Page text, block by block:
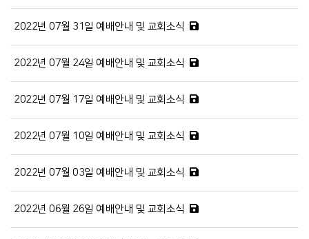
2022년 07월 31일 예배안내 및 교회소식
2022년 07월 24일 예배안내 및 교회소식
2022년 07월 17일 예배안내 및 교회소식
2022년 07월 10일 예배안내 및 교회소식
2022년 07월 03일 예배안내 및 교회소식
2022년 06월 26일 예배안내 및 교회소식